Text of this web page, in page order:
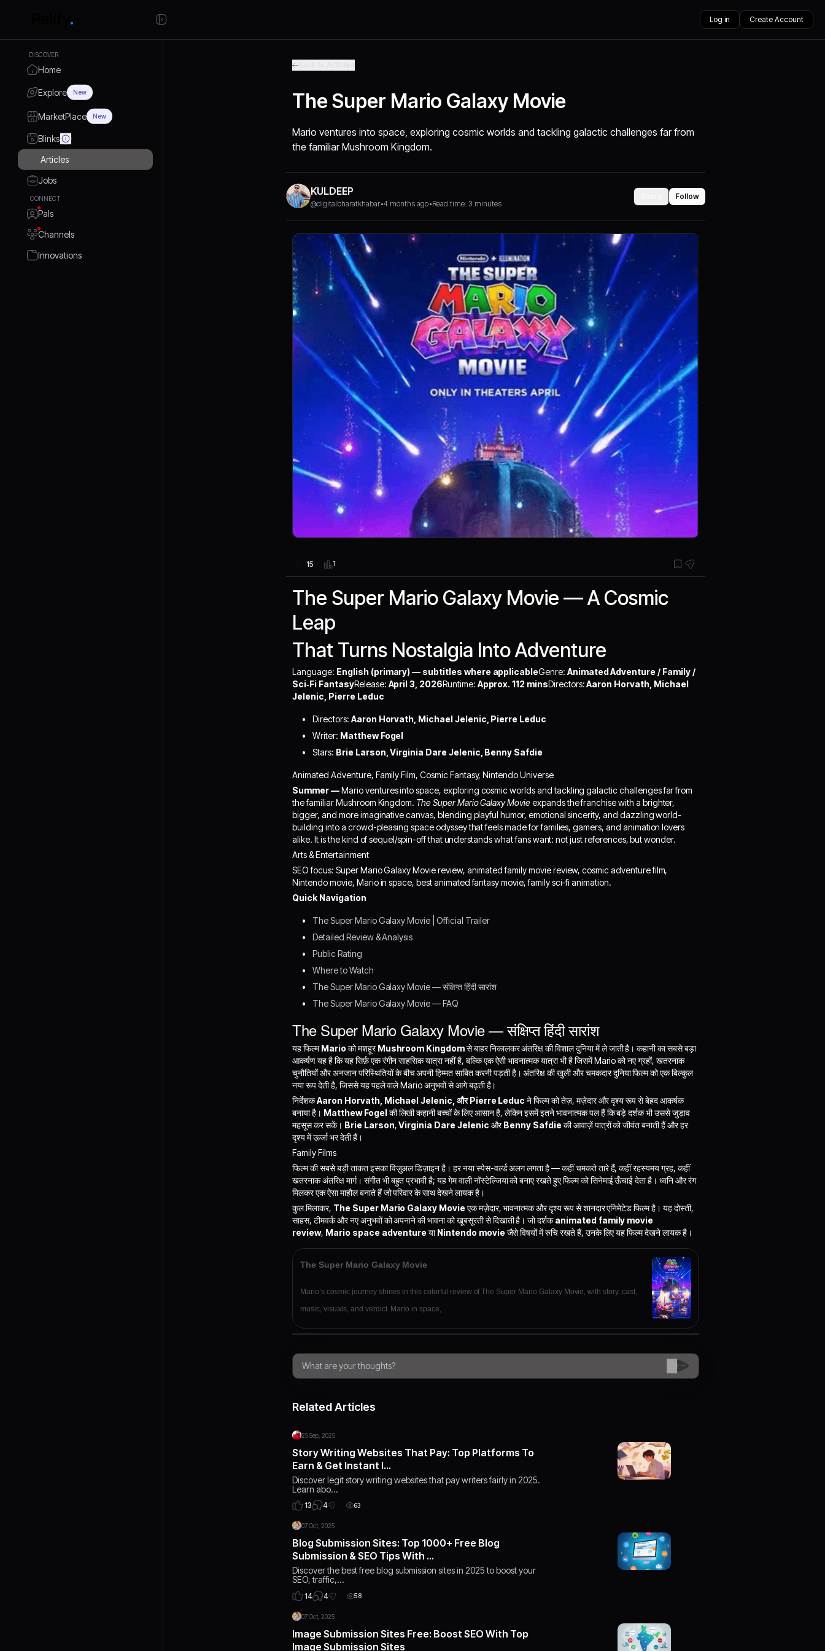
Log in Create Account
DISCOVER
Home
Explore New
MarketPlace New
Blinks
Articles
Jobs
CONNECT
Pals
Channels
Innovations
The Super Mario Galaxy Movie
Mario ventures into space, exploring cosmic worlds and tackling galactic challenges far from
the familiar Mushroom Kingdom.
KULDEEP
@digitalbharatkhabar•4 months ago•Read time: 3 minutes
Follow
15 1
The Super Mario Galaxy Movie — A Cosmic
Leap
That Turns Nostalgia Into Adventure
Language: English (primary) — subtitles where applicableGenre: Animated Adventure / Family /
Sci‑Fi FantasyRelease: April 3, 2026Runtime: Approx. 112 minsDirectors:Aaron Horvath, Michael
Jelenic, Pierre Leduc
Directors: Aaron Horvath, Michael Jelenic, Pierre Leduc
Writer: Matthew Fogel
Stars: Brie Larson, Virginia Dare Jelenic, Benny Safdie
Animated Adventure, Family Film, Cosmic Fantasy, Nintendo Universe
Summer —Mario ventures into space, exploring cosmic worlds and tackling galactic challenges far from
the familiar Mushroom Kingdom. The Super Mario Galaxy Movieexpands the franchise with a brighter,
bigger, and more imaginative canvas, blending playful humor, emotional sincerity, and dazzling world-
building into a crowd-pleasing space odyssey that feels made for families, gamers, and animation lovers
alike. It is the kind of sequel/spin-off that understands what fans want: not just references, but wonder.
Arts & Entertainment
SEO focus: Super Mario Galaxy Movie review, animated family movie review, cosmic adventure film,
Nintendo movie, Mario in space, best animated fantasy movie, family sci-fi animation.
Quick Navigation
The Super Mario Galaxy Movie | Official Trailer
Detailed Review & Analysis
Public Rating
Where to Watch
The Super Mario Galaxy Movie — संक्षिप्त हिंदी सारांश
The Super Mario Galaxy Movie — FAQ
The Super Mario Galaxy Movie — संक्षिप्त हिंदी सारांश
यह फिल्मMario को मशहूरMushroom Kingdomसे बाहर निकालकर अंतरिक्ष की विशाल दुनिया में ले जाती है। कहानी का सबसे बड़ा
आकर्षण यह है कि यह सिर्फ़ एक रंगीन साहसिक यात्रा नहीं है, बल्कि एक ऐसी भावनात्मक यात्रा भी है जिसमें Mario को नए ग्रहों, खतरनाक
चुनौतियों और अनजान परिस्थितियों के बीच अपनी हिम्मत साबित करनी पड़ती है। अंतरिक्ष की खुली और चमकदार दुनिया फिल्म को एक बिल्कुल
नया रूप देती है, जिससे यह पहले वाले Mario अनुभवों से आगे बढ़ती है।
निर्देशकAaron Horvath, Michael Jelenic, और Pierre Leduc ने फिल्म को तेज़, मज़ेदार और दृश्य रूप से बेहद आकर्षक
बनाया है। Matthew Fogelकी लिखी कहानी बच्चों के लिए आसान है, लेकिन इसमें इतने भावनात्मक पल हैं कि बड़े दर्शक भी उससे जुड़ाव
महसूस कर सकें। Brie Larson,Virginia Dare Jelenic औरBenny Safdieकी आवाज़ें पात्रों को जीवंत बनाती हैं और हर
दृश्य में ऊर्जा भर देती हैं।
Family Films
फिल्म की सबसे बड़ी ताकत इसका विज़ुअल डिज़ाइन है। हर नया स्पेस-वर्ल्ड अलग लगता है — कहीं चमकते तारे हैं, कहीं रहस्यमय ग्रह, कहीं
खतरनाक अंतरिक्ष मार्ग। संगीत भी बहुत प्रभावी है; यह गेम वाली नॉस्टेल्जिया को बनाए रखते हुए फिल्म को सिनेमाई ऊँचाई देता है। ध्वनि और रंग
मिलकर एक ऐसा माहौल बनाते हैं जो परिवार के साथ देखने लायक है।
कुल मिलाकर, The Super Mario Galaxy Movieएक मज़ेदार, भावनात्मक और दृश्य रूप से शानदार एनिमेटेड फिल्म है। यह दोस्ती,
साहस, टीमवर्क और नए अनुभवों को अपनाने की भावना को खूबसूरती से दिखाती है। जो दर्शकanimated family movie
review, Mario space adventureयाNintendo movieजैसे विषयों में रुचि रखते हैं, उनके लिए यह फिल्म देखने लायक है।
The Super Mario Galaxy Movie
Mario’s cosmic journey shines in this colorful review of The Super Mario Galaxy Movie, with story, cast,
music, visuals, and verdict. Mario in space,
Related Articles
25 Sep, 2025
Story Writing Websites That Pay: Top Platforms To
Earn & Get Instant I…
Discover legit story writing websites that pay writers fairly in 2025.
Learn abo…
13 4 63
07 Oct, 2025
Blog Submission Sites: Top 1000+ Free Blog
Submission & SEO Tips With …
Discover the best free blog submission sites in 2025 to boost your
SEO, traffic,…
14 4 58
07 Oct, 2025
Image Submission Sites Free: Boost SEO With Top
Image Submission Sites